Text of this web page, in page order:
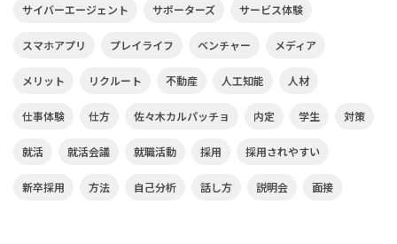
サイバーエージェント サポーターズ サービス体験
スマホアプリ プレイライフ ベンチャー メディア
メリット リクルート 不動産 人工知能 人材
仕事体験 仕方 佐々木カルパッチョ 内定 学生 対策
就活 就活会議 就職活動 採用 採用されやすい
新卒採用 方法 自己分析 話し方 説明会 面接